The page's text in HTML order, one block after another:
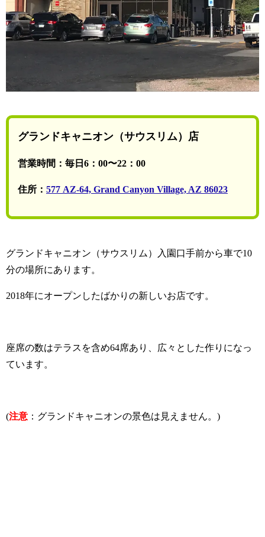
グランドキャニオン（サウスリム）店
営業時間：毎日6：00〜22：00
住所： 577 AZ-64, Grand Canyon Village, AZ 86023
グランドキャニオン（サウスリム）入園口手前から車で10
分の場所にあります。
2018年にオープンしたばかりの新しいお店です。
座席の数はテラスを含め64席あり、広々とした作りになっ
ています。
(注意 ：グランドキャニオンの景色は見えません。)